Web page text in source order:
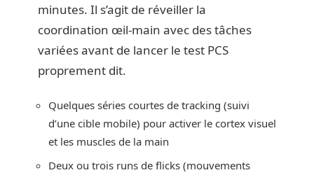
minutes. Il s’agit de réveiller la
coordination œil-main avec des tâches
variées avant de lancer le test PCS
proprement dit.
Quelques séries courtes de tracking (suivi
d’une cible mobile) pour activer le cortex visuel
et les muscles de la main
Deux ou trois runs de flicks (mouvements